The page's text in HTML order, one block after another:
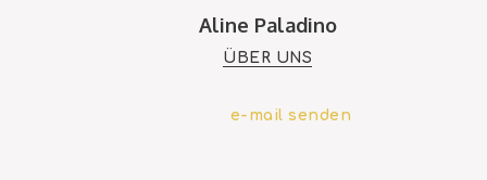
Aline Paladino
ÜBER UNS
e-mail senden